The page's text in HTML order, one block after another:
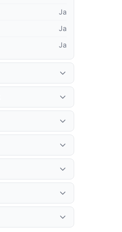
Ja
Ja
Ja